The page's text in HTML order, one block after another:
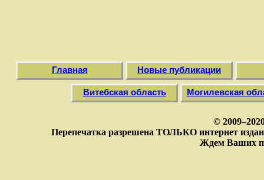
Главная Новые публикации
Витебская область Могилевская
©
Перепечатка разрешена ТОЛЬКО интернет
Ждем Ваших